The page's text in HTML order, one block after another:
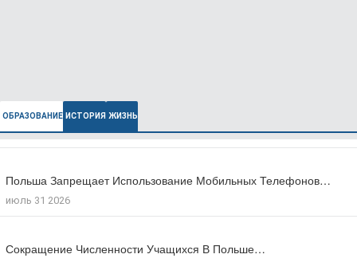
ОБРАЗОВАНИЕ ИСТОРИЯ ЖИЗНЬ
Польша Запрещает Использование Мобильных Телефонов…
июль 31 2026
Сокращение Численности Учащихся В Польше…
В Польше Выросла Ожидаемая Продолжительность…
июль 27 2026
Число Зарегистрированных Преступлений На Почве…